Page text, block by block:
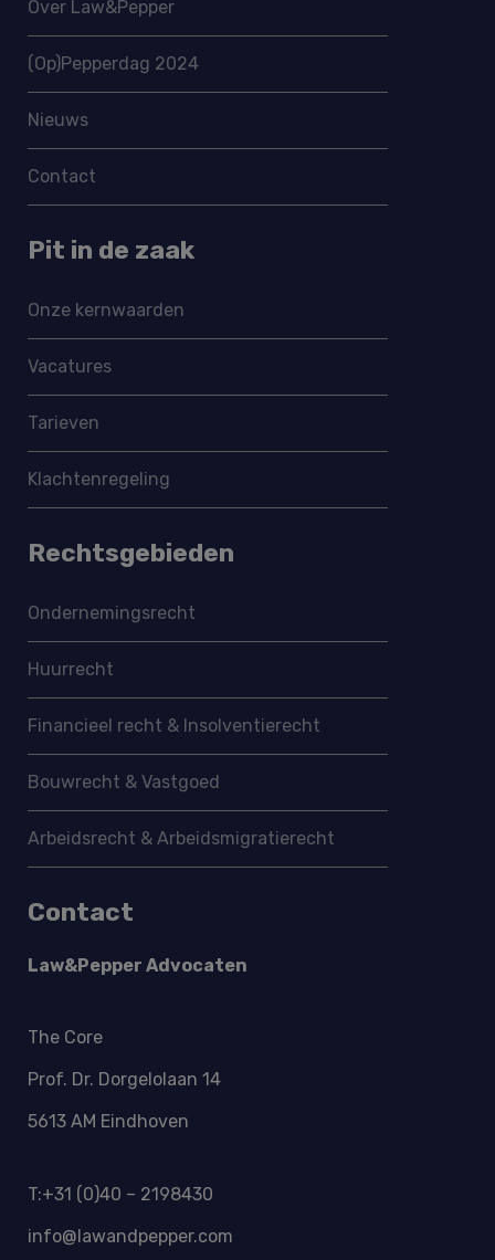
Over Law&Pepper
(Op)Pepperdag 2024
Nieuws
Contact
Pit in de zaak
Onze kernwaarden
Vacatures
Tarieven
Klachtenregeling
Rechtsgebieden
Ondernemings­recht
Huurrecht
Financieel recht & Insolventierecht
Bouwrecht & Vastgoed
Arbeidsrecht & Arbeidsmigratie­recht
Contact
Law&Pepper Advocaten
The Core
Prof. Dr. Dorgelolaan 14
5613 AM Eindhoven
T:+31 (0)40 – 2198430
info@lawandpepper.com